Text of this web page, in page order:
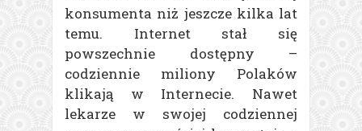
konsumenta niż jeszcze kilka lat
temu. Internet stał się
powszechnie dostępny –
codziennie miliony Polaków
klikają w Internecie. Nawet
lekarze w swojej codziennej